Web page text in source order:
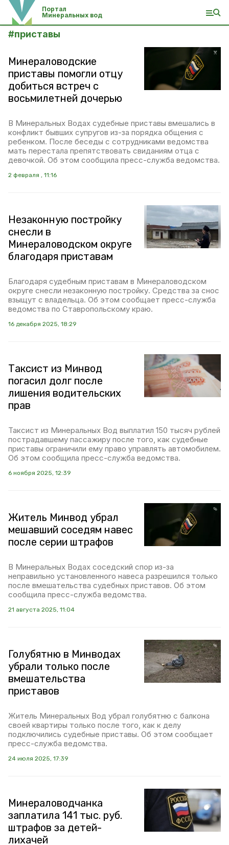
Портал
Минеральных вод
#приставы
Минераловодские
приставы помогли отцу
добиться встреч с
восьмилетней дочерью
В Минеральных Водах судебные приставы вмешались в
конфликт бывших супругов из-за порядка общения с
ребенком. После беседы с сотрудниками ведомства
мать перестала препятствовать свиданиям отца с
девочкой. Об этом сообщила пресс-служба ведомства.
2 февраля , 11:16
Незаконную постройку
снесли в
Минераловодском округе
благодаря приставам
Благодаря судебным приставам в Минераловодском
округе снесли незаконную постройку. Средства за снос
взыщут с владельца. Об этом сообщает пресс-служба
ведомства по Ставропольскому краю.
16 декабря 2025, 18:29
Таксист из Минвод
погасил долг после
лишения водительских
прав
Таксист из Минеральных Вод выплатил 150 тысяч рублей
пострадавшему пассажиру после того, как судебные
приставы ограничили ему право управлять автомобилем.
Об этом сообщила пресс-служба ведомства.
6 ноября 2025, 12:39
Житель Минвод убрал
мешавший соседям навес
после серии штрафов
В Минеральных Водах соседский спор из-за
неправильно установленного навеса разрешился только
после вмешательства судебных приставов. Об этом
сообщила пресс-служба ведомства.
21 августа 2025, 11:04
Голубятню в Минводах
убрали только после
вмешательства
приставов
Житель Минеральных Вод убрал голубятню с балкона
своей квартиры только после того, как к делу
подключились судебные приставы. Об этом сообщает
пресс-служба ведомства.
24 июля 2025, 17:39
Минераловодчанка
заплатила 141 тыс. руб.
штрафов за детей-
лихачей